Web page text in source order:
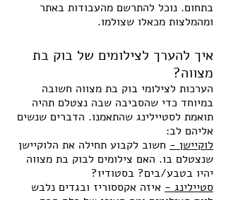
בתחום. נוכל להתרשם מהעבודות באתר
ומהמלצות מכאלו שצולמו.
איך להערך לצילומים של בוק בת
מצווה?
הערכות לצילומי בוק בת מצווה חשובה
במיוחד כדי שהסביבה שבה נצטלם תהיה
תואמת לסטיילינג שהתאמנו. הדברים שנשים
אליהם לב:
לוקיישן - חשוב לקבוע תחילה את הלוקיישן
שנצטלם בו. האם צילומים לבוק בת מצווה
יהיו בטבע/בים? בסטודיו?
סטיילינג - איזה אקססוריז ובגדים נלבש